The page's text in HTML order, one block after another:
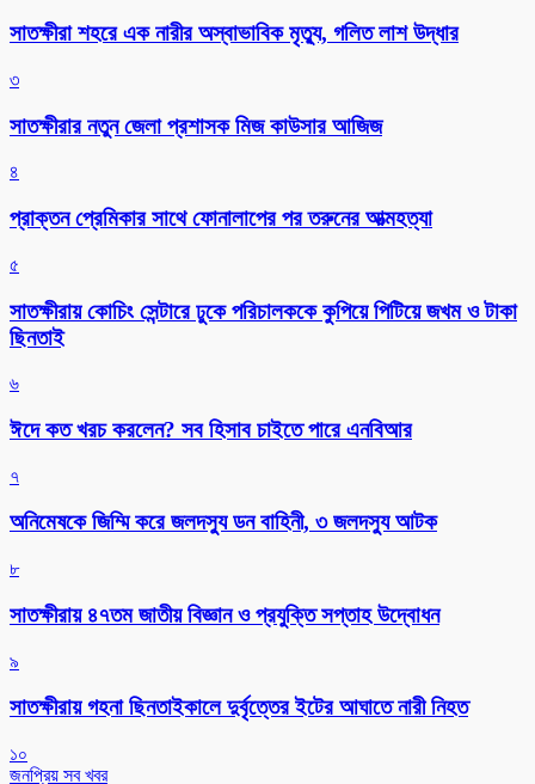
সাতক্ষীরা শহরে এক নারীর অস্বাভাবিক মৃত্যু, গলিত লাশ উদ্ধার
৩
সাতক্ষীরার নতুন জেলা প্রশাসক মিজ কাউসার আজিজ
৪
প্রাক্তন প্রেমিকার সাথে ফোনালাপের পর তরুনের আত্মহত্যা
৫
সাতক্ষীরায় কোচিং সেন্টারে ঢুকে পরিচালককে কুপিয়ে পিটিয়ে জখম ও টাকা
ছিনতাই
৬
ঈদে কত খরচ করলেন? সব হিসাব চাইতে পারে এনবিআর
৭
অনিমেষকে জিম্মি করে জলদস্যু ডন বাহিনী, ৩ জলদস্যু আটক
৮
সাতক্ষীরায় ৪৭তম জাতীয় বিজ্ঞান ও প্রযুক্তি সপ্তাহ উদ্বোধন
৯
সাতক্ষীরায় গহনা ছিনতাইকালে দুর্বৃত্তের ইটের আঘাতে নারী নিহত
১০
জনপ্রিয় সব খবর